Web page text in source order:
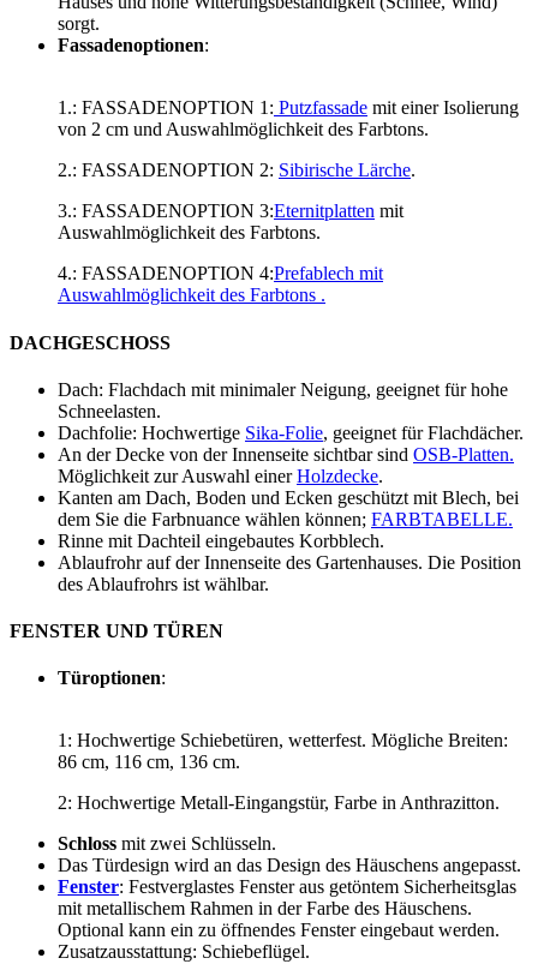
sorgt.
Fassadenoptionen:
1.: FASSADENOPTION 1: Putzfassade mit einer Isolierung
von 2 cm und Auswahlmöglichkeit des Farbtons.
2.: FASSADENOPTION 2: Sibirische Lärche.
3.: FASSADENOPTION 3:Eternitplatten mit
Auswahlmöglichkeit des Farbtons.
4.: FASSADENOPTION 4:Prefablech mit
Auswahlmöglichkeit des Farbtons .
DACHGESCHOSS
Dach: Flachdach mit minimaler Neigung, geeignet für hohe
Schneelasten.
Dachfolie: Hochwertige Sika-Folie, geeignet für Flachdächer.
An der Decke von der Innenseite sichtbar sind OSB-Platten.
Möglichkeit zur Auswahl einerHolzdecke.
Kanten am Dach, Boden und Ecken geschützt mit Blech, bei
dem Sie die Farbnuance wählen können; FARBTABELLE.
Rinne mit Dachteil eingebautes Korbblech.
Ablaufrohr auf der Innenseite des Gartenhauses. Die Position
des Ablaufrohrs ist wählbar.
FENSTER UND TÜREN
Türoptionen:
1: Hochwertige Schiebetüren, wetterfest. Mögliche Breiten:
86 cm, 116 cm, 136 cm.
2: Hochwertige Metall-Eingangstür, Farbe in Anthrazitton.
Schloss mit zwei Schlüsseln.
Das Türdesign wird an das Design des Häuschens angepasst.
Fenster: Festverglastes Fenster aus getöntem Sicherheitsglas
mit metallischem Rahmen in der Farbe des Häuschens.
Optional kann ein zu öffnendes Fenster eingebaut werden.
Zusatzausstattung: Schiebeflügel.